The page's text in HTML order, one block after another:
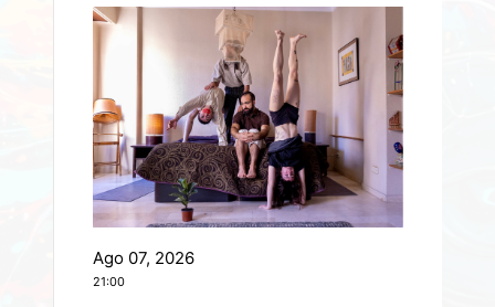
Ago 07, 2026
21:00